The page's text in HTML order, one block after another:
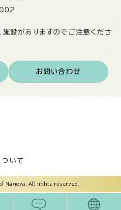
設がありますのでご注意くださ
お問い合わせ
ついて
Nagoya. All rights reserved.